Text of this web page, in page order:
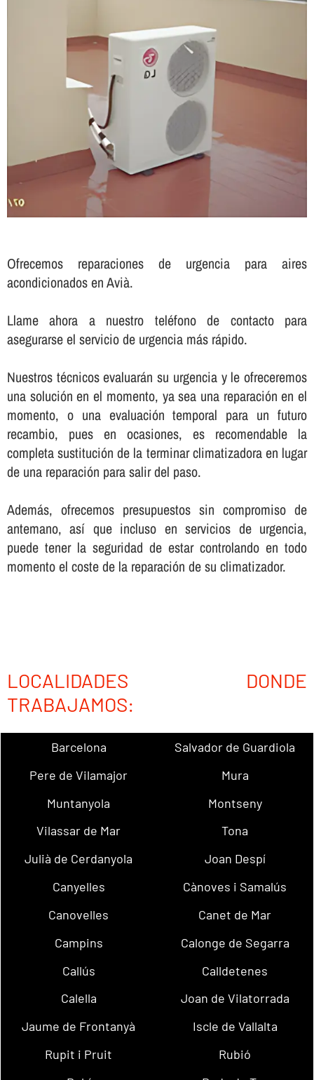
Ofrecemos reparaciones de urgencia para aires
acondicionados en Avià.
Llame ahora a nuestro teléfono de contacto para
asegurarse el servicio de urgencia más rápido.
Nuestros técnicos evaluarán su urgencia y le ofreceremos
una solución en el momento, ya sea una reparación en el
momento, o una evaluación temporal para un futuro
recambio, pues en ocasiones, es recomendable la
completa sustitución de la terminar climatizadora en lugar
de una reparación para salir del paso.
Además, ofrecemos presupuestos sin compromiso de
antemano, así­ que incluso en servicios de urgencia,
puede tener la seguridad de estar controlando en todo
momento el coste de la reparación de su climatizador.
LOCALIDADES DONDE
TRABAJAMOS:
Barcelona
Salvador de Guardiola
Pere de Vilamajor
Mura
Muntanyola
Montseny
Vilassar de Mar
Tona
Julià de Cerdanyola
Joan Despí
Canyelles
Cànoves i Samalús
Canovelles
Canet de Mar
Campins
Calonge de Segarra
Callús
Calldetenes
Calella
Joan de Vilatorrada
Jaume de Frontanyà
Iscle de Vallalta
Rupit i Pruit
Rubió